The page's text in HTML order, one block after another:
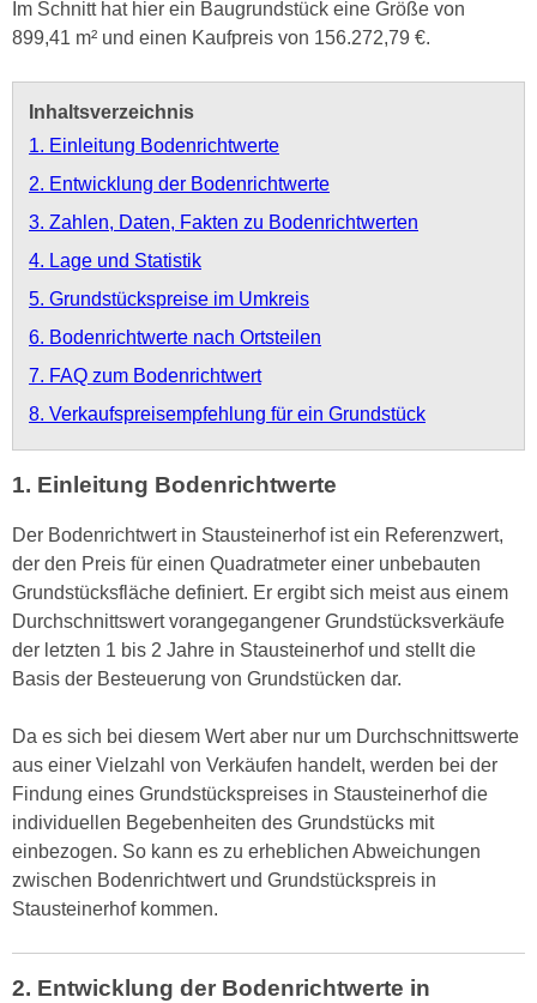
Im Schnitt hat hier ein Baugrundstück eine Größe von
899,41 m² und einen Kaufpreis von 156.272,79 €.
Inhaltsverzeichnis
1. Einleitung Bodenrichtwerte
2. Entwicklung der Bodenrichtwerte
3. Zahlen, Daten, Fakten zu Bodenrichtwerten
4. Lage und Statistik
5. Grundstückspreise im Umkreis
6. Bodenrichtwerte nach Ortsteilen
7. FAQ zum Bodenrichtwert
8. Verkaufspreisempfehlung für ein Grundstück
1. Einleitung Bodenrichtwerte
Der Bodenrichtwert in Stausteinerhof ist ein Referenzwert,
der den Preis für einen Quadratmeter einer unbebauten
Grundstücksfläche definiert. Er ergibt sich meist aus einem
Durchschnittswert vorangegangener Grundstücksverkäufe
der letzten 1 bis 2 Jahre in Stausteinerhof und stellt die
Basis der Besteuerung von Grundstücken dar.
Da es sich bei diesem Wert aber nur um Durchschnittswerte
aus einer Vielzahl von Verkäufen handelt, werden bei der
Findung eines Grundstückspreises in Stausteinerhof die
individuellen Begebenheiten des Grundstücks mit
einbezogen. So kann es zu erheblichen Abweichungen
zwischen Bodenrichtwert und Grundstückspreis in
Stausteinerhof kommen.
2. Entwicklung der Bodenrichtwerte in